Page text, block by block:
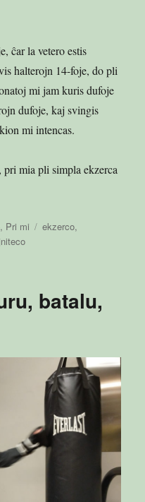
ĉar la vetero estis
halterojn 14-foje, do pli
mi jam kuris dufoje
dufoje, kaj svingis
mi intencas.
mia pli simpla ekzerca
, Pri mi Etikedoj
ekzerco,
batalu,